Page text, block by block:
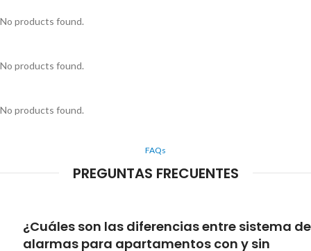
No products found.
No products found.
No products found.
FAQs
PREGUNTAS FRECUENTES
¿Cuáles son las diferencias entre sistema de
alarmas para apartamentos con y sin